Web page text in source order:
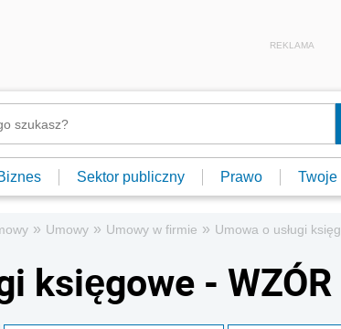
REKLAMA
Sektor publiczny Prawo Twoje
» Umowy » Umowy w firmie » Umowa o usługi
księgowe -